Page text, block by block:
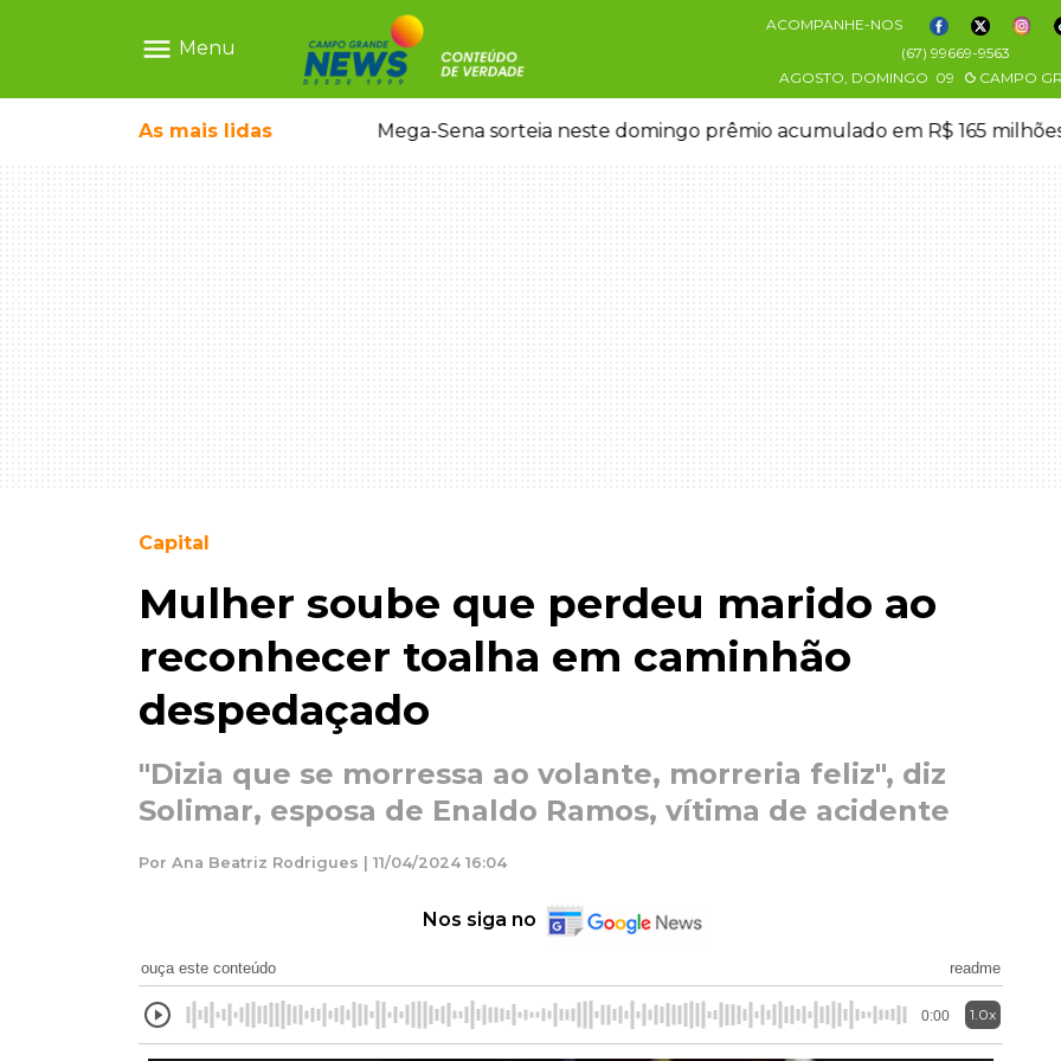
menu Menu
ACOMPANHE-NOS
(67) 99669-9563
AGOSTO, DOMINGO 09 CAMPO
As mais lidas
em sequestro de bebê na Capital Mega-Sena sorteia neste domingo prêmio acumulado em R$ 165
Capital
Mulher soube que perdeu marido ao
reconhecer toalha em caminhão
despedaçado
"Dizia que se morressa ao volante, morreria feliz", diz
Solimar, esposa de Enaldo Ramos, vítima de acidente
Por Ana Beatriz Rodrigues | 11/04/2024 16:04
Nos siga no
ouça este conteúdo readme
0:00 1.0x